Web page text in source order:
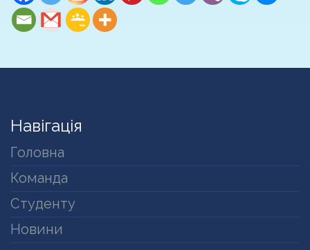
Навігація
Головна
Команда
Студенту
Новини